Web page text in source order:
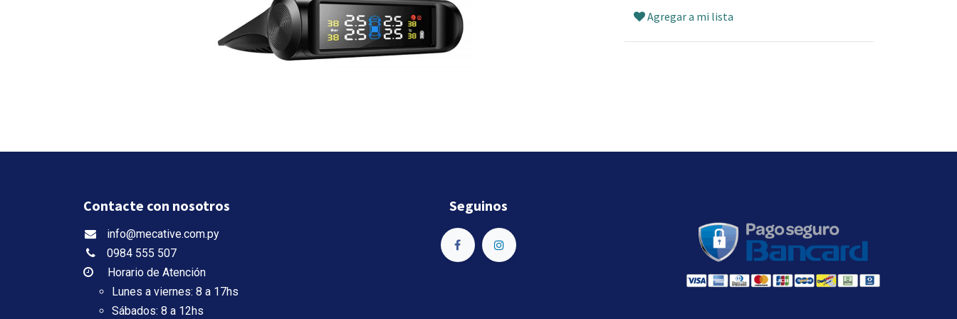
Agregar a mi lista
Contacte con nosotros
info@mecative.com.py
0984 555 507
Horario de Atención
Lunes a viernes: 8 a 17hs
Sábados: 8 a 12hs
Seguinos